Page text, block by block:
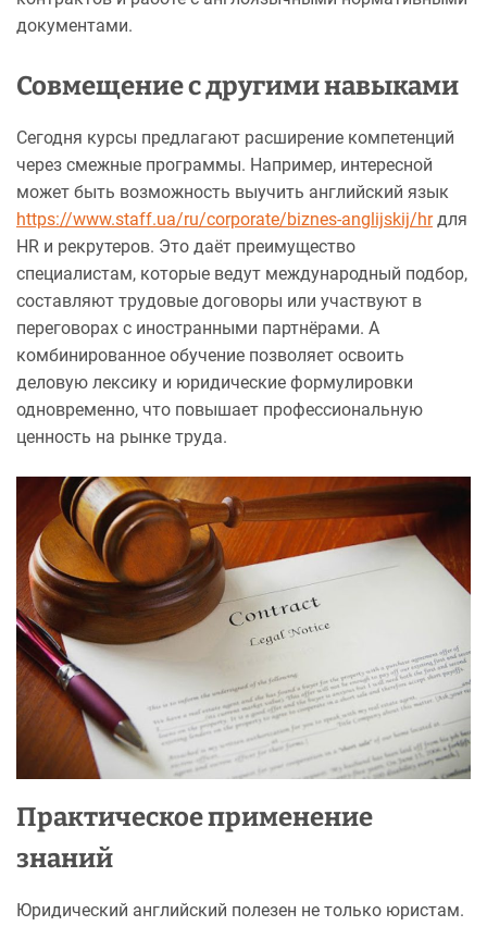
документами.
Совмещение с другими навыками
Сегодня курсы предлагают расширение компетенций
через смежные программы. Например, интересной
может быть возможность выучить английский язык
https://www.staff.ua/ru/corporate/biznes-anglijskij/hrдля
HR и рекрутеров. Это даёт преимущество
специалистам, которые ведут международный подбор,
составляют трудовые договоры или участвуют в
переговорах с иностранными партнёрами. А
комбинированное обучение позволяет освоить
деловую лексику и юридические формулировки
одновременно, что повышает профессиональную
ценность на рынке труда.
Практическое применение
знаний
Юридический английский полезен не только юристам.